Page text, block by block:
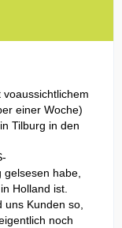
einer Woche)
Tilburg in den
habe,
Holland ist.
uns Kunden so,
noch